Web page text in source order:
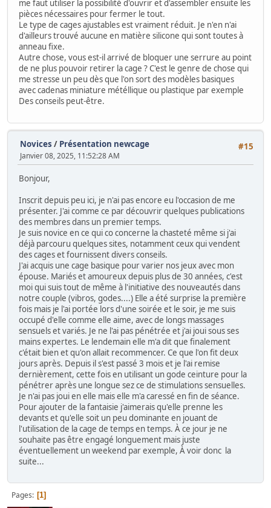
me faut utiliser la possibilité d'ouvrir et d'assembler ensuite les
pièces nécessaires pour fermer le tout.
Le type de cages ajustables est vraiment réduit. Je n'en n'ai
d'ailleurs trouvé aucune en matière silicone qui sont toutes à
anneau fixe.
Autre chose, vous est-il arrivé de bloquer une serrure au point
de ne plus pouvoir retirer la cage ? C'est le genre de chose qui
me stresse un peu dès que l'on sort des modèles basiques
avec cadenas miniature météllique ou plastique par exemple
Des conseils peut-être.
#15
Novices / Présentation newcage
Janvier 08, 2025, 11:52:28 AM
Bonjour,
Inscrit depuis peu ici, je n'ai pas encore eu l'occasion de me
présenter. J'ai comme ce par découvrir quelques publications
des membres dans un premier temps.
Je suis novice en ce qui co concerne la chasteté même si j'ai
déjà parcouru quelques sites, notamment ceux qui vendent
des cages et fournissent divers conseils.
J'ai acquis une cage basique pour varier nos jeux avec mon
épouse. Mariés et amoureux depuis plus de 30 années, c'est
moi qui suis tout de même à l'initiative des nouveautés dans
notre couple (vibros, godes....) Elle a été surprise la première
fois mais je l'ai portée lors d'une soirée et le soir, je me suis
occupé d'elle comme elle aime, avec de longs massages
sensuels et variés. Je ne l'ai pas pénétrée et j'ai joui sous ses
mains expertes. Le lendemain elle m'a dit que finalement
c'était bien et qu'on allait recommencer. Ce que l'on fit deux
jours après. Depuis il s'est passé 3 mois et je l'ai remise
dernièrement, cette fois en utilisant un gode ceinture pour la
pénétrer après une longue sez ce de stimulations sensuelles.
Je n'ai pas joui en elle mais elle m'a caressé en fin de séance.
Pour ajouter de la fantaisie j'aimerais qu'elle prenne les
devants et qu'elle soit un peu dominante en jouant de
l'utilisation de la cage de temps en temps. À ce jour je ne
souhaite pas être engagé longuement mais juste
éventuellement un weekend par exemple, À voir donc la
suite...
Pages 1